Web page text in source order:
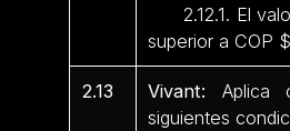
2.12.1. El
superior a COP
2.13 Vivant: Aplica
siguientes